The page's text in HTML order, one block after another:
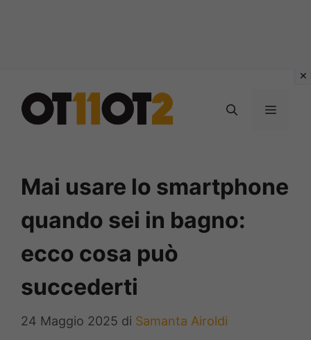
contenuto
MENU
Mai usare lo smartphone
quando sei in bagno:
ecco cosa può
succederti
24 Maggio 2025 di Samanta Airoldi